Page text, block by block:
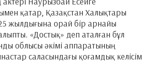
қатар, Қазақстан Халықтары
жылдығына орай бір арнайы
«Достық» деп аталған бұл
облысы әкімі аппаратының
саласындағы қоғамдық келісім